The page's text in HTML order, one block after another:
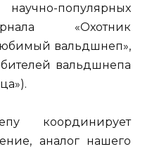
популярных
«Охотник
вальдшнеп»,
вальдшнепа
координирует
аналог нашего